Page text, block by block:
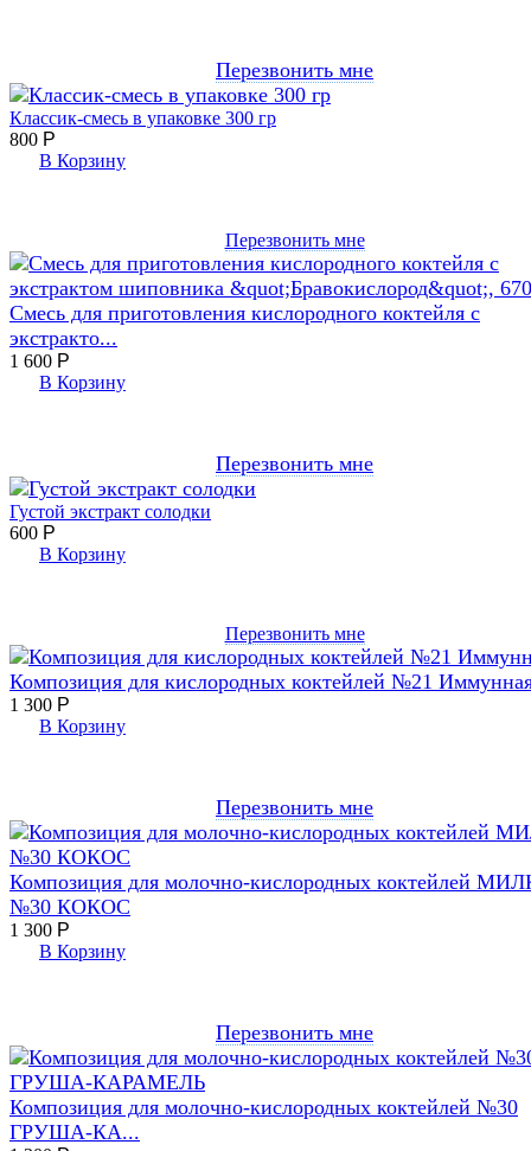
Перезвонить мне
Классик-смесь в упаковке 300 гр
800 Р
В Корзину
Перезвонить мне
Смесь для приготовления кислородного коктейля с
экстракто...
1 600 Р
В Корзину
Перезвонить мне
Густой экстракт солодки
600 Р
В Корзину
Перезвонить мне
Композиция для кислородных коктейлей №21
1 300 Р
В Корзину
Перезвонить мне
Композиция для молочно-кислородных коктейлей
№30 КОКОС
1 300 Р
В Корзину
Перезвонить мне
Композиция для молочно-кислородных коктейлей №30
ГРУША-КА...